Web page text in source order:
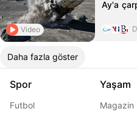
Video
Ay'a
Daha fazla göster
Spor
Futbol
Yaşam
Magazin